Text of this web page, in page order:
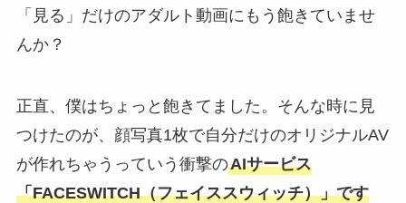
「見る」だけのアダルト動画にもう飽きていませ
んか？
正直、僕はちょっと飽きてました。そんな時に見
つけたのが、顔写真1枚で自分だけのオリジナルAV
が作れちゃうっていう衝撃のAIサービス
「FACESWITCH（フェイススウィッチ）」です